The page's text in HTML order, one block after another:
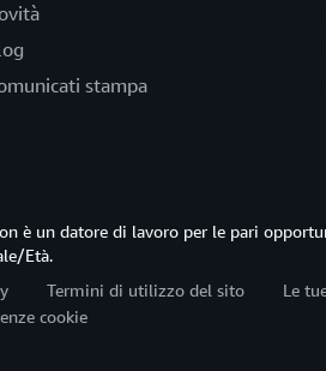
stampa
è un datore di lavoro per le pari
Età.
Termini di utilizzo del sito
Le
cookie